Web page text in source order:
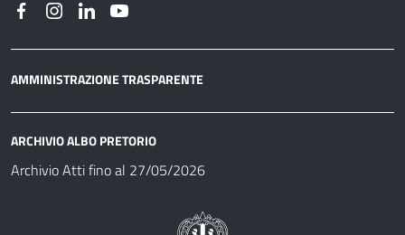
AMMINISTRAZIONE TRASPARENTE
ARCHIVIO ALBO PRETORIO
Archivio Atti fino al 27/05/2026